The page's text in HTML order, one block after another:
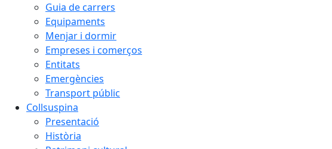
Guia de carrers
Equipaments
Menjar i dormir
Empreses i comerços
Entitats
Emergències
Transport públic
Collsuspina
Presentació
Història